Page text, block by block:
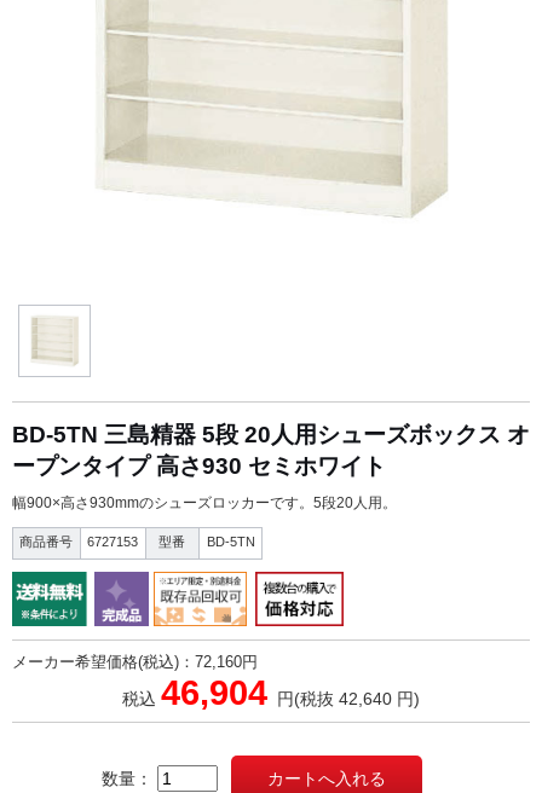
BD-5TN 三島精器 5段 20人用シューズボックス オ
ープンタイプ 高さ930 セミホワイト
幅900×高さ930mmのシューズロッカーです。5段20人用。
商品番号 6727153 型番 BD-5TN
メーカー希望価格(税込)：72,160円
税込 46,904 円(税抜 42,640 円)
数量：